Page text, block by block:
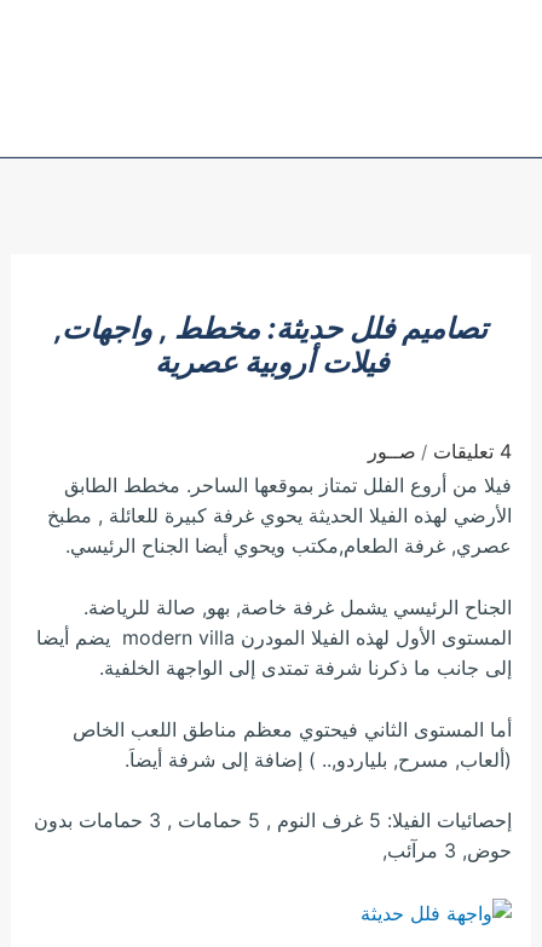
تصاميم فلل حديثة: مخطط , واجهات,
فيلات أروبية عصرية
4 تعليقات / صــور
فيلا من أروع الفلل تمتاز بموقعها الساحر. مخطط الطابق
الأرضي لهذه الفيلا الحديثة يحوي غرفة كبيرة للعائلة , مطبخ
عصري, غرفة الطعام,مكتب ويحوي أيضا الجناح الرئيسي.
الجناح الرئيسي يشمل غرفة خاصة, بهو, صالة للرياضة.
المستوى الأول لهذه الفيلا المودرن modern villa يضم أيضا
إلى جانب ما ذكرنا شرفة تمتدى إلى الواجهة الخلفية.
أما المستوى الثاني فيحتوي معظم مناطق اللعب الخاص
(ألعاب, مسرح, بلياردو,.. ) إضافة إلى شرفة أيضاَ.
إحصائيات الفيلا: 5 غرف النوم , 5 حمامات , 3 حمامات بدون
حوض, 3 مرآئب,